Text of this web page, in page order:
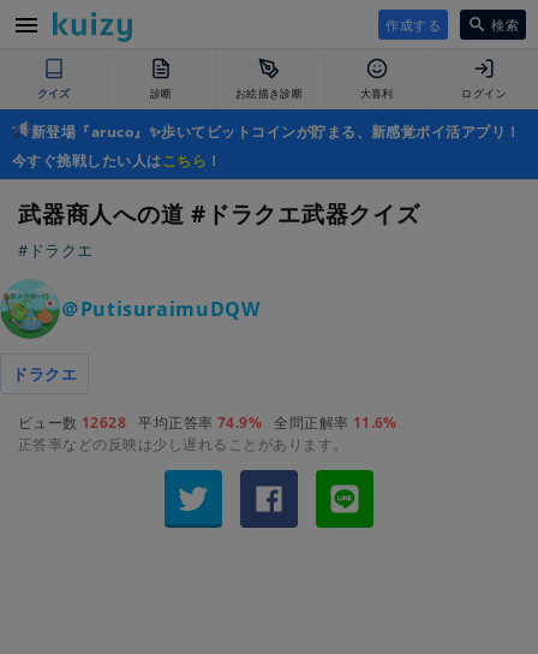
作成する 検索
クイズ 診断 お絵描き診断 大喜利 ログイン
新登場『aruco』✨歩いてビットコインが貯まる、新感覚ポイ活アプリ！
今すぐ挑戦したい人はこちら ！
武器商人への道 #ドラクエ武器クイズ
#ドラクエ
＠PutisuraimuDQW
ドラクエ
ビュー数 12628 平均正答率 74.9% 全問正解率 11.6%
正答率などの反映は少し遅れることがあります。